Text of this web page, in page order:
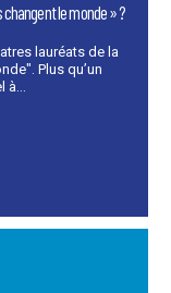
le monde » ?
lauréats de la
Plus qu’un
à...